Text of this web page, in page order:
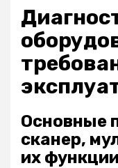
Основные
сканер,
их функции